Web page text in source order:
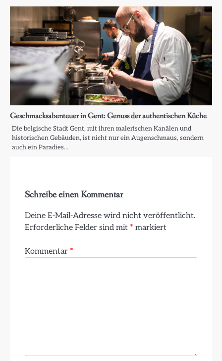
Geschmacksabenteuer in Gent: Genuss der authentischen Küche
Die belgische Stadt Gent, mit ihren malerischen Kanälen und
historischen Gebäuden, ist nicht nur ein Augenschmaus, sondern
auch ein Paradies…
Schreibe einen Kommentar
Deine E-Mail-Adresse wird nicht veröffentlicht.
Erforderliche Felder sind mit * markiert
Kommentar *